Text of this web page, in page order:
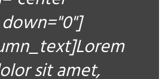
sit amet,